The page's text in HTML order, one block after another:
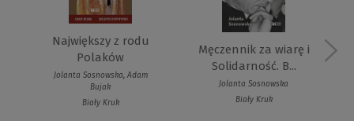
Największy z rodu
Polaków
Jolanta Sosnowska, Adam
Bujak
Biały Kruk
Męczennik za wiarę i
Solidarność. B...
Jolanta Sosnowska
Biały Kruk